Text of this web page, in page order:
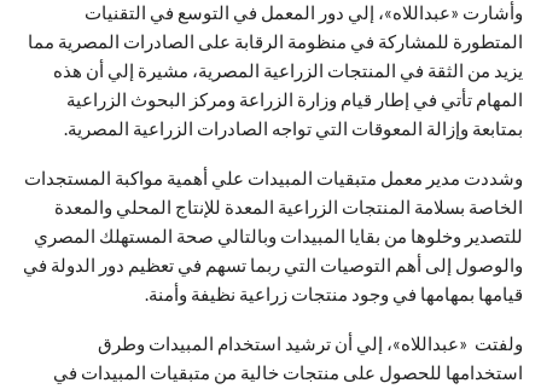
وأشارت «عبداللاه»، إلي دور المعمل في التوسع في التقنيات
المتطورة للمشاركة في منظومة الرقابة على الصادرات المصرية مما
يزيد من الثقة في المنتجات الزراعية المصرية، مشيرة إلي أن هذه
المهام تأتي في إطار قيام وزارة الزراعة ومركز البحوث الزراعية
بمتابعة وإزالة المعوقات التي تواجه الصادرات الزراعية المصرية.
وشددت مدير معمل متبقيات المبيدات علي أهمية مواكبة المستجدات
الخاصة بسلامة المنتجات الزراعية المعدة للإنتاج المحلي والمعدة
للتصدير وخلوها من بقايا المبيدات وبالتالي صحة المستهلك المصري
والوصول إلى أهم التوصيات التي ربما تسهم في تعظيم دور الدولة في
قيامها بمهامها في وجود منتجات زراعية نظيفة وأمنة.
ولفتت «عبداللاه»، إلي أن ترشيد استخدام المبيدات وطرق
استخدامها للحصول على منتجات خالية من متبقيات المبيدات في